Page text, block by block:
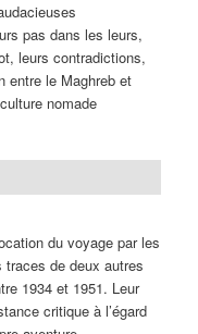
pas dans les leurs,
leurs contradictions,
entre le Maghreb et
nomade
du voyage par les
de deux autres
1934 et 1951. Leur
critique à l’égard